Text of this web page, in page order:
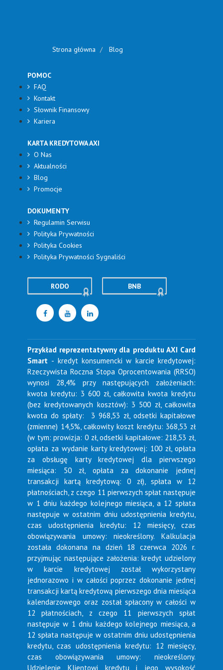
Strona główna Blog
POMOC
FAQ
Kontakt
Słownik Finansowy
Kariera
KARTA KREDYTOWA AXI
O Nas
Aktualności
Blog
Promocje
DOKUMENTY
Regulamin Serwisu
Polityka Prywatności
Polityka Cookies
Polityka Prywatności Sygnaliści
RODO BNB
Przykład reprezentatywny dla produktu AXI Card
Smart - kredyt konsumencki w karcie kredytowej:
Rzeczywista Roczna Stopa Oprocentowania (RRSO)
wynosi 28,4% przy następujących założeniach:
kwota kredytu: 3 600 zł, całkowita kwota kredytu
(bez kredytowanych kosztów): 3 500 zł, całkowita
kwota do spłaty: 3 968,53 zł, odsetki kapitałowe
(zmienne) 14,5%, całkowity koszt kredytu: 368,53 zł
(w tym: prowizja: 0 zł, odsetki kapitałowe: 218,53 zł,
opłata za wydanie karty kredytowej: 100 zł, opłata
za obsługę karty kredytowej dla pierwszego
miesiąca: 50 zł, opłata za dokonanie jednej
transakcji kartą kredytową: 0 zł), spłata w 12
płatnościach, z czego 11 pierwszych spłat następuje
w 1 dniu każdego kolejnego miesiąca, a 12 spłata
następuje w ostatnim dniu udostępnienia kredytu,
czas udostępnienia kredytu: 12 miesięcy, czas
obowiązywania umowy: nieokreślony. Kalkulacja
została dokonana na dzień 18 czerwca 2026 r.
przyjmując następujące założenia: kredyt udzielony
w karcie kredytowej został wykorzystany
jednorazowo i w całości poprzez dokonanie jednej
transakcji kartą kredytową pierwszego dnia miesiąca
kalendarzowego oraz został spłacony w całości w
12 płatnościach, z czego 11 pierwszych spłat
następuje w 1 dniu każdego kolejnego miesiąca, a
12 spłata następuje w ostatnim dniu udostępnienia
kredytu, czas udostępnienia kredytu: 12 miesięcy,
czas obowiązywania umowy: nieokreślony.
Udzielenie Klientowi kredytu i jego wysokość